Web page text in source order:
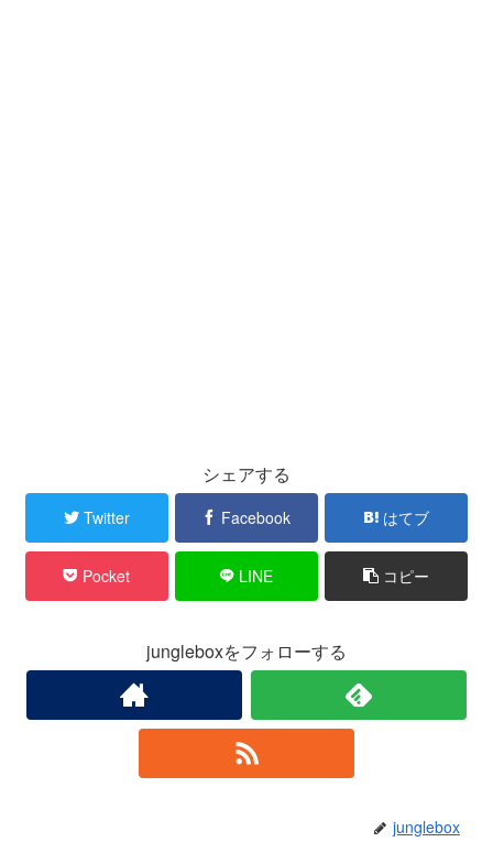
シェアする
Twitter Facebook はてブ
Pocket LINE コピー
jungleboxをフォローする
junglebox